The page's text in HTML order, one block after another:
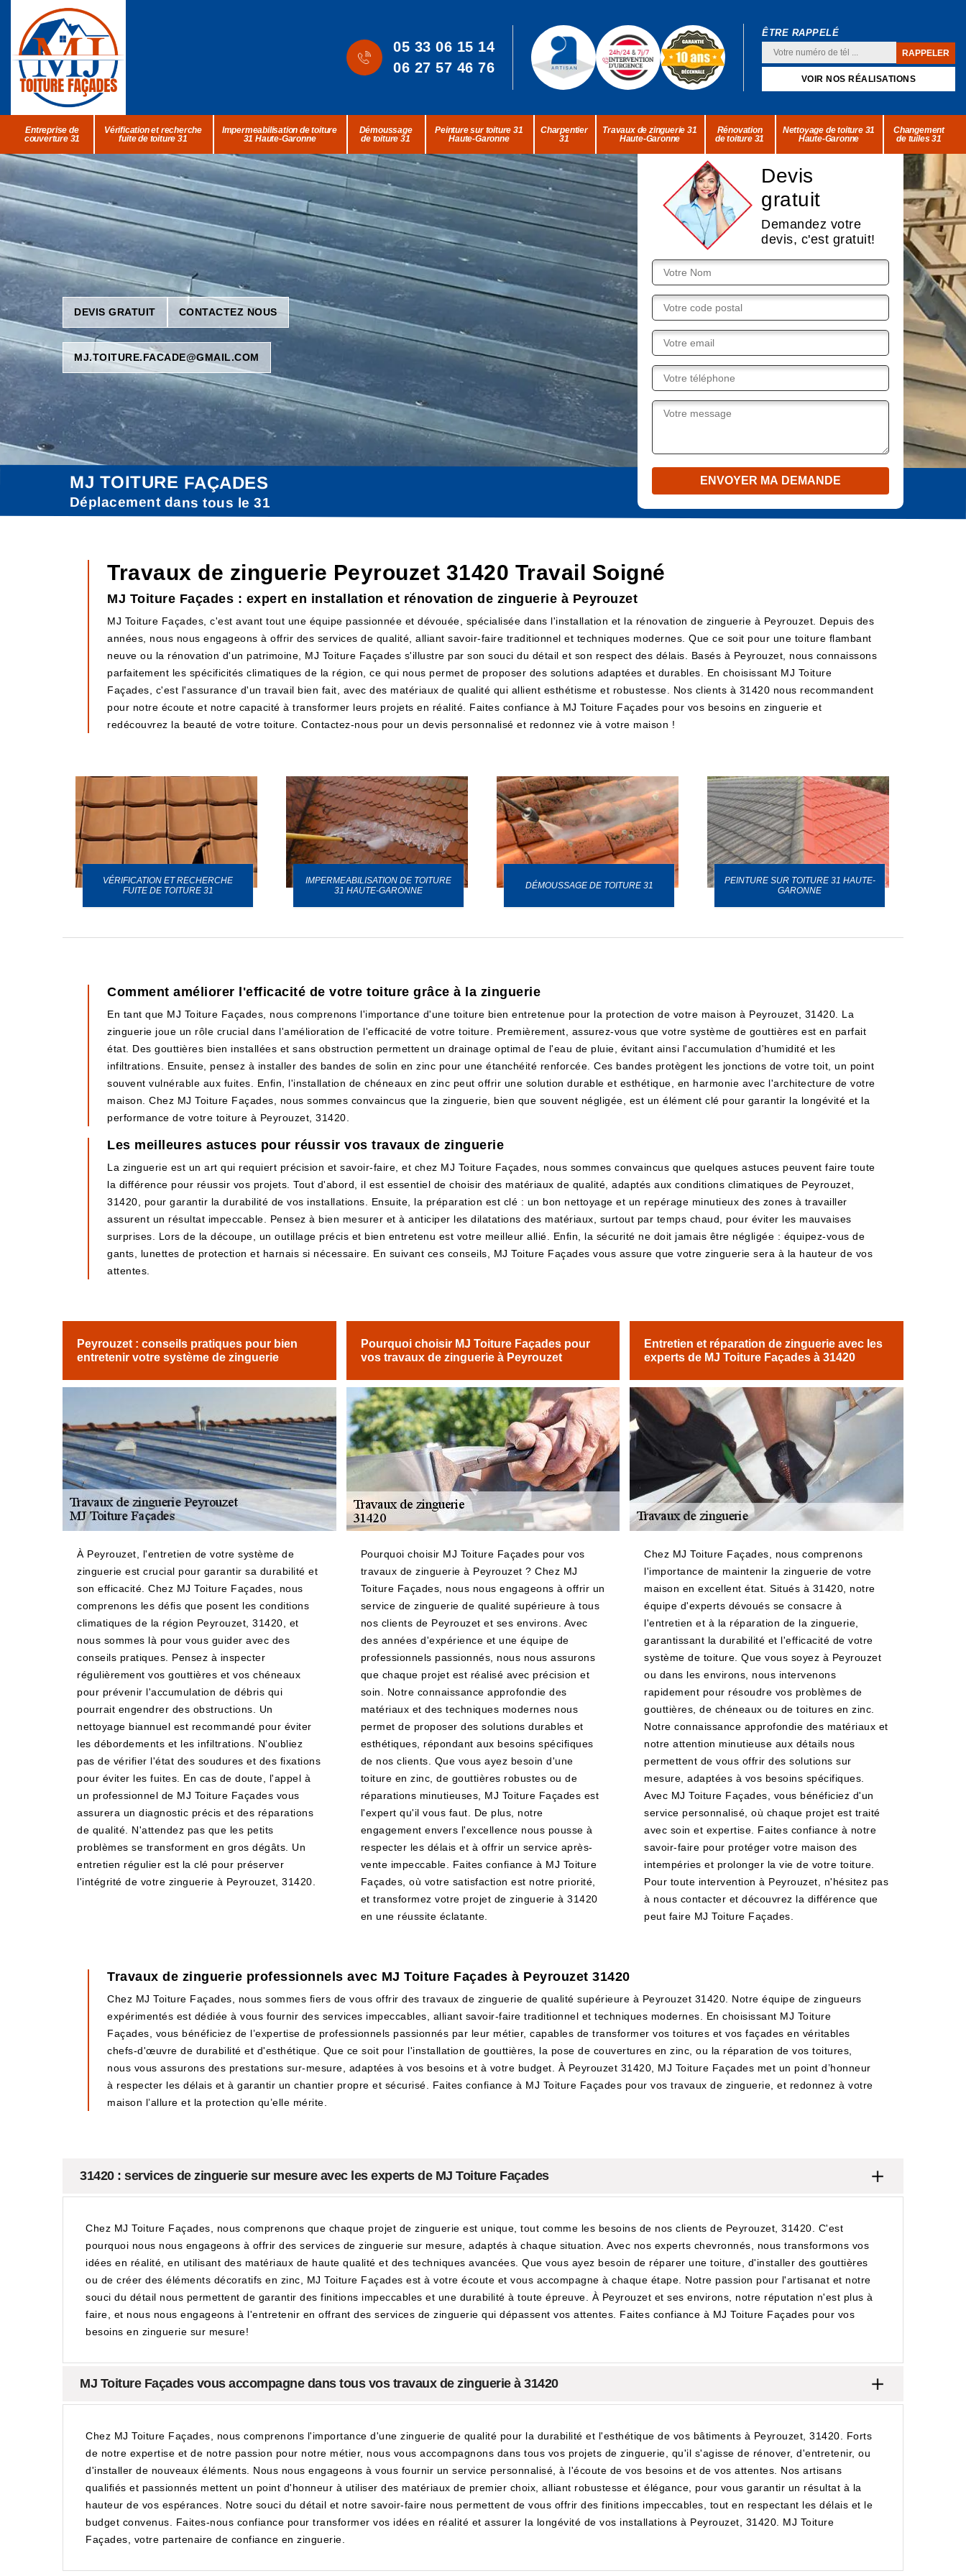
05 33 06 15 14
06 27 57 46 76
ÊTRE RAPPELÉ
VOIR NOS RÉALISATIONS
Entreprise de
couverture 31
Vérification et recherche
fuite de toiture 31
Impermeabilisation de toiture
31 Haute-Garonne
Démoussage
de toiture 31
Peinture sur toiture 31
Haute-Garonne
Charpentier
31
Travaux de zinguerie 31
Haute-Garonne
Rénovation
de toiture 31
Nettoyage de toiture 31
Haute-Garonne
Changement
de tuiles 31
DEVIS GRATUIT CONTACTEZ NOUS
MJ.TOITURE.FACADE@GMAIL.COM
Devis
gratuit
Demandez votre
devis, c'est gratuit!
MJ TOITURE FAÇADES
Déplacement dans tous le 31
Travaux de zinguerie Peyrouzet 31420 Travail Soigné
MJ Toiture Façades : expert en installation et rénovation de zinguerie à Peyrouzet
MJ Toiture Façades, c'est avant tout une équipe passionnée et dévouée, spécialisée dans l'installation et la rénovation de zinguerie à Peyrouzet. Depuis des
années, nous nous engageons à offrir des services de qualité, alliant savoir-faire traditionnel et techniques modernes. Que ce soit pour une toiture flambant
neuve ou la rénovation d'un patrimoine, MJ Toiture Façades s'illustre par son souci du détail et son respect des délais. Basés à Peyrouzet, nous connaissons
parfaitement les spécificités climatiques de la région, ce qui nous permet de proposer des solutions adaptées et durables. En choisissant MJ Toiture
Façades, c'est l'assurance d'un travail bien fait, avec des matériaux de qualité qui allient esthétisme et robustesse. Nos clients à 31420 nous recommandent
pour notre écoute et notre capacité à transformer leurs projets en réalité. Faites confiance à MJ Toiture Façades pour vos besoins en zinguerie et
redécouvrez la beauté de votre toiture. Contactez-nous pour un devis personnalisé et redonnez vie à votre maison !
VÉRIFICATION ET RECHERCHE
FUITE DE TOITURE 31
IMPERMEABILISATION DE TOITURE
31 HAUTE-GARONNE
DÉMOUSSAGE DE TOITURE 31
PEINTURE SUR TOITURE 31 HAUTE-
GARONNE
Comment améliorer l'efficacité de votre toiture grâce à la zinguerie
En tant que MJ Toiture Façades, nous comprenons l'importance d'une toiture bien entretenue pour la protection de votre maison à Peyrouzet, 31420. La
zinguerie joue un rôle crucial dans l'amélioration de l'efficacité de votre toiture. Premièrement, assurez-vous que votre système de gouttières est en parfait
état. Des gouttières bien installées et sans obstruction permettent un drainage optimal de l'eau de pluie, évitant ainsi l'accumulation d'humidité et les
infiltrations. Ensuite, pensez à installer des bandes de solin en zinc pour une étanchéité renforcée. Ces bandes protègent les jonctions de votre toit, un point
souvent vulnérable aux fuites. Enfin, l'installation de chéneaux en zinc peut offrir une solution durable et esthétique, en harmonie avec l'architecture de votre
maison. Chez MJ Toiture Façades, nous sommes convaincus que la zinguerie, bien que souvent négligée, est un élément clé pour garantir la longévité et la
performance de votre toiture à Peyrouzet, 31420.
Les meilleures astuces pour réussir vos travaux de zinguerie
La zinguerie est un art qui requiert précision et savoir-faire, et chez MJ Toiture Façades, nous sommes convaincus que quelques astuces peuvent faire toute
la différence pour réussir vos projets. Tout d'abord, il est essentiel de choisir des matériaux de qualité, adaptés aux conditions climatiques de Peyrouzet,
31420, pour garantir la durabilité de vos installations. Ensuite, la préparation est clé : un bon nettoyage et un repérage minutieux des zones à travailler
assurent un résultat impeccable. Pensez à bien mesurer et à anticiper les dilatations des matériaux, surtout par temps chaud, pour éviter les mauvaises
surprises. Lors de la découpe, un outillage précis et bien entretenu est votre meilleur allié. Enfin, la sécurité ne doit jamais être négligée : équipez-vous de
gants, lunettes de protection et harnais si nécessaire. En suivant ces conseils, MJ Toiture Façades vous assure que votre zinguerie sera à la hauteur de vos
attentes.
Peyrouzet : conseils pratiques pour bien
entretenir votre système de zinguerie
À Peyrouzet, l'entretien de votre système de
zinguerie est crucial pour garantir sa durabilité et
son efficacité. Chez MJ Toiture Façades, nous
comprenons les défis que posent les conditions
climatiques de la région Peyrouzet, 31420, et
nous sommes là pour vous guider avec des
conseils pratiques. Pensez à inspecter
régulièrement vos gouttières et vos chéneaux
pour prévenir l'accumulation de débris qui
pourrait engendrer des obstructions. Un
nettoyage biannuel est recommandé pour éviter
les débordements et les infiltrations. N'oubliez
pas de vérifier l'état des soudures et des fixations
pour éviter les fuites. En cas de doute, l'appel à
un professionnel de MJ Toiture Façades vous
assurera un diagnostic précis et des réparations
de qualité. N'attendez pas que les petits
problèmes se transforment en gros dégâts. Un
entretien régulier est la clé pour préserver
l'intégrité de votre zinguerie à Peyrouzet, 31420.
Pourquoi choisir MJ Toiture Façades pour
vos travaux de zinguerie à Peyrouzet
Pourquoi choisir MJ Toiture Façades pour vos
travaux de zinguerie à Peyrouzet ? Chez MJ
Toiture Façades, nous nous engageons à offrir un
service de zinguerie de qualité supérieure à tous
nos clients de Peyrouzet et ses environs. Avec
des années d'expérience et une équipe de
professionnels passionnés, nous nous assurons
que chaque projet est réalisé avec précision et
soin. Notre connaissance approfondie des
matériaux et des techniques modernes nous
permet de proposer des solutions durables et
esthétiques, répondant aux besoins spécifiques
de nos clients. Que vous ayez besoin d'une
toiture en zinc, de gouttières robustes ou de
réparations minutieuses, MJ Toiture Façades est
l'expert qu'il vous faut. De plus, notre
engagement envers l'excellence nous pousse à
respecter les délais et à offrir un service après-
vente impeccable. Faites confiance à MJ Toiture
Façades, où votre satisfaction est notre priorité,
et transformez votre projet de zinguerie à 31420
en une réussite éclatante.
Entretien et réparation de zinguerie avec les
experts de MJ Toiture Façades à 31420
Chez MJ Toiture Façades, nous comprenons
l'importance de maintenir la zinguerie de votre
maison en excellent état. Situés à 31420, notre
équipe d'experts dévoués se consacre à
l'entretien et à la réparation de la zinguerie,
garantissant la durabilité et l'efficacité de votre
système de toiture. Que vous soyez à Peyrouzet
ou dans les environs, nous intervenons
rapidement pour résoudre vos problèmes de
gouttières, de chéneaux ou de toitures en zinc.
Notre connaissance approfondie des matériaux et
notre attention minutieuse aux détails nous
permettent de vous offrir des solutions sur
mesure, adaptées à vos besoins spécifiques.
Avec MJ Toiture Façades, vous bénéficiez d'un
service personnalisé, où chaque projet est traité
avec soin et expertise. Faites confiance à notre
savoir-faire pour protéger votre maison des
intempéries et prolonger la vie de votre toiture.
Pour toute intervention à Peyrouzet, n'hésitez pas
à nous contacter et découvrez la différence que
peut faire MJ Toiture Façades.
Travaux de zinguerie professionnels avec MJ Toiture Façades à Peyrouzet 31420
Chez MJ Toiture Façades, nous sommes fiers de vous offrir des travaux de zinguerie de qualité supérieure à Peyrouzet 31420. Notre équipe de zingueurs
expérimentés est dédiée à vous fournir des services impeccables, alliant savoir-faire traditionnel et techniques modernes. En choisissant MJ Toiture
Façades, vous bénéficiez de l’expertise de professionnels passionnés par leur métier, capables de transformer vos toitures et vos façades en véritables
chefs-d'œuvre de durabilité et d'esthétique. Que ce soit pour l'installation de gouttières, la pose de couvertures en zinc, ou la réparation de vos toitures,
nous vous assurons des prestations sur-mesure, adaptées à vos besoins et à votre budget. À Peyrouzet 31420, MJ Toiture Façades met un point d’honneur
à respecter les délais et à garantir un chantier propre et sécurisé. Faites confiance à MJ Toiture Façades pour vos travaux de zinguerie, et redonnez à votre
maison l’allure et la protection qu’elle mérite.
31420 : services de zinguerie sur mesure avec les experts de MJ Toiture Façades
Chez MJ Toiture Façades, nous comprenons que chaque projet de zinguerie est unique, tout comme les besoins de nos clients de Peyrouzet, 31420. C'est
pourquoi nous nous engageons à offrir des services de zinguerie sur mesure, adaptés à chaque situation. Avec nos experts chevronnés, nous transformons vos
idées en réalité, en utilisant des matériaux de haute qualité et des techniques avancées. Que vous ayez besoin de réparer une toiture, d'installer des gouttières
ou de créer des éléments décoratifs en zinc, MJ Toiture Façades est à votre écoute et vous accompagne à chaque étape. Notre passion pour l'artisanat et notre
souci du détail nous permettent de garantir des finitions impeccables et une durabilité à toute épreuve. À Peyrouzet et ses environs, notre réputation n'est plus à
faire, et nous nous engageons à l'entretenir en offrant des services de zinguerie qui dépassent vos attentes. Faites confiance à MJ Toiture Façades pour vos
besoins en zinguerie sur mesure!
MJ Toiture Façades vous accompagne dans tous vos travaux de zinguerie à 31420
Chez MJ Toiture Façades, nous comprenons l'importance d'une zinguerie de qualité pour la durabilité et l'esthétique de vos bâtiments à Peyrouzet, 31420. Forts
de notre expertise et de notre passion pour notre métier, nous vous accompagnons dans tous vos projets de zinguerie, qu'il s'agisse de rénover, d'entretenir, ou
d'installer de nouveaux éléments. Nous nous engageons à vous fournir un service personnalisé, à l'écoute de vos besoins et de vos attentes. Nos artisans
qualifiés et passionnés mettent un point d'honneur à utiliser des matériaux de premier choix, alliant robustesse et élégance, pour vous garantir un résultat à la
hauteur de vos espérances. Notre souci du détail et notre savoir-faire nous permettent de vous offrir des finitions impeccables, tout en respectant les délais et le
budget convenus. Faites-nous confiance pour transformer vos idées en réalité et assurer la longévité de vos installations à Peyrouzet, 31420. MJ Toiture
Façades, votre partenaire de confiance en zinguerie.